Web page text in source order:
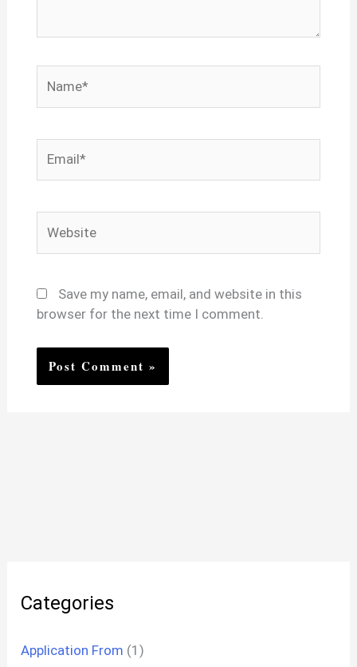
Save my name, email, and website in this
browser for the next time I comment.
Categories
Application From (1)